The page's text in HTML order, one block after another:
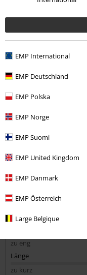
EMP International
EMP Deutschland
EMP Polska
EMP Norge
EMP Suomi
EMP United Kingdom
EMP Danmark
EMP Österreich
Large Belgique
Kommentar jetzt
26
Steht meinem
Steht meinem Schatz
Qualität
Design
zu eng
Länge
zu kurz